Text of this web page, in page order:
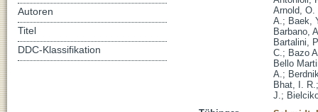
Arnold, O.
A.; Baek,
Barbano,
Bartalini,
C.; Bazo
Bello
A.;
Bhat, I. R.
J.;
Autoren
Titel
DDC-Klassifikation